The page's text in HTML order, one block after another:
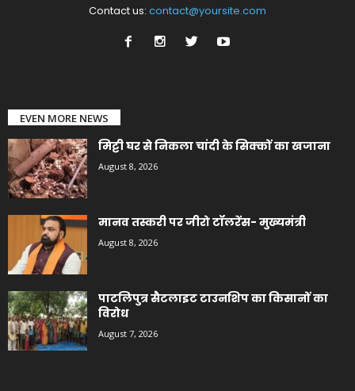
Contact us: contact@yoursite.com
EVEN MORE NEWS
मिट्टी घर से निकला चांदी के सिक्कों का खजाना
August 8, 2026
मानव तस्करी पर जीरो टॉलरेंस- मुख्यमंत्री
August 8, 2026
पाटलिपुत्र सैटलाइट टाउनशिप का किसानों का
विरोध
August 7, 2026